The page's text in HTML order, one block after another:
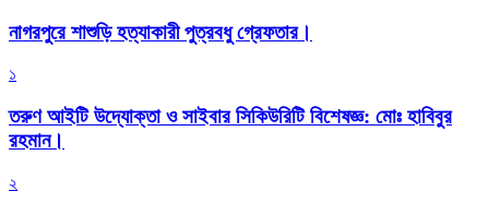
নাগরপুরে শাশুড়ি হত্যাকারী পুত্রবধু গ্রেফতার।
১
তরুণ আইটি উদ্যোক্তা ও সাইবার সিকিউরিটি বিশেষজ্ঞ: মোঃ হাবিবুর
রহমান।
২